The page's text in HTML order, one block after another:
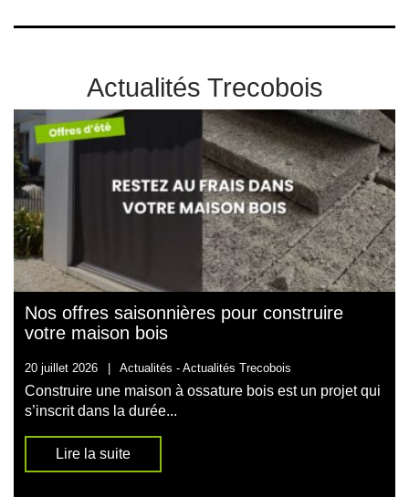
Actualités Trecobois
Nos offres saisonnières pour construire
votre maison bois
20 juillet 2026 Actualités - Actualités Trecobois
Construire une maison à ossature bois est un projet qui
s’inscrit dans la durée...
Lire la suite